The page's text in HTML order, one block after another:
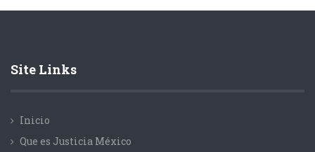
Site Links
Inicio
Que es Justicia México